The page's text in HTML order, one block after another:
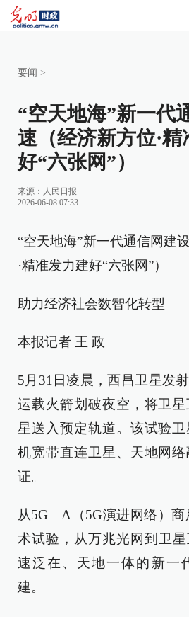
要闻 >
“空天地海”新一代
速（经济新方位·
好“六张网”）
来源： 人民日报
2026-06-08 07:33
“空天地海”新一代通信网建
·精准发力建好“六张网”）
助力经济社会数智化转型
本报记者 王 政
5月31日凌晨，西昌卫星发
运载火箭划破夜空，将卫
星送入预定轨道。该试验
机宽带直连卫星、天地网
证。
从5G—A（5G演进网络）商
术试验，从万兆光网到卫
速泛在、天地一体的新一
建。